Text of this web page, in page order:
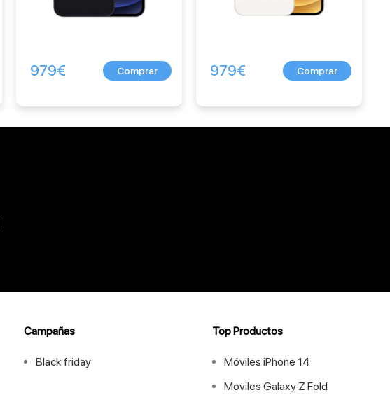
979€ 979€
Campañas
Black friday
Top Productos
Móviles iPhone 14
Moviles Galaxy Z Fold